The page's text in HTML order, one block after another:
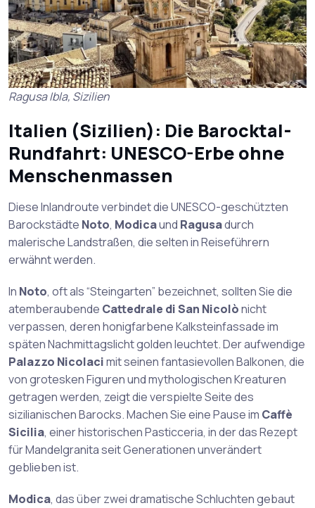
Ragusa Ibla, Sizilien
Italien (Sizilien): Die Barocktal-
Rundfahrt: UNESCO-Erbe ohne
Menschenmassen
Diese Inlandroute verbindet die UNESCO-geschützten
Barockstädte Noto, Modicaund Ragusadurch
malerische Landstraßen, die selten in Reiseführern
erwähnt werden.
In Noto, oft als “Steingarten” bezeichnet, sollten Sie die
atemberaubende Cattedrale di San Nicolònicht
verpassen, deren honigfarbene Kalksteinfassade im
späten Nachmittagslicht golden leuchtet. Der aufwendige
Palazzo Nicolacimit seinen fantasievollen Balkonen, die
von grotesken Figuren und mythologischen Kreaturen
getragen werden, zeigt die verspielte Seite des
sizilianischen Barocks. Machen Sie eine Pause im Caffè
Sicilia, einer historischen Pasticceria, in der das Rezept
für Mandelgranita seit Generationen unverändert
geblieben ist.
Modica, das über zwei dramatische Schluchten gebaut